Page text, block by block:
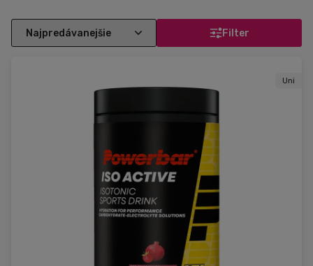
dehydratáciou a stratou minerálov. S ich osviežujúcou chuťou
Filter
Uni